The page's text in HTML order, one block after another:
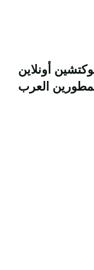
أونلاين
العرب